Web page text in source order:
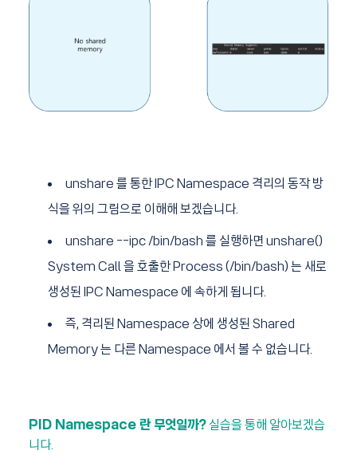
unshare 를 통한 IPC Namespace 격리의 동작 방
식을 위의 그림으로 이해해 보겠습니다.
unshare --ipc /bin/bash 를 실행하면 unshare()
System Call 을 호출한 Process (/bin/bash) 는 새로
생성된 IPC Namespace 에 속하게 됩니다.
즉, 격리된 Namespace 상에 생성된 Shared
Memory 는 다른 Namespace 에서 볼 수 없습니다.
PID Namespace 란 무엇일까?실습을 통해 알아보겠습
니다.